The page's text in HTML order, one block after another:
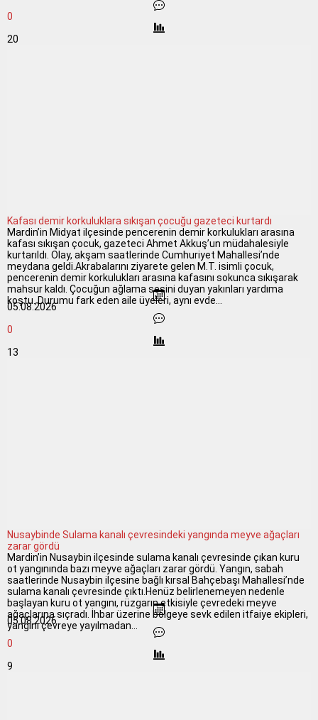
0
20
Kafası demir korkuluklara sıkışan çocuğu gazeteci kurtardı
Mardin’in Midyat ilçesinde pencerenin demir korkulukları arasına
kafası sıkışan çocuk, gazeteci Ahmet Akkuş’un müdahalesiyle
kurtarıldı. Olay, akşam saatlerinde Cumhuriyet Mahallesi’nde
meydana geldi.Akrabalarını ziyarete gelen M.T. isimli çocuk,
pencerenin demir korkulukları arasına kafasını sokunca sıkışarak
mahsur kaldı. Çocuğun ağlama sesini duyan yakınları yardıma
koştu. Durumu fark eden aile üyeleri, aynı evde...
05.08.2026
0
13
Nusaybinde Sulama kanalı çevresindeki yangında meyve ağaçları
zarar gördü
Mardin’in Nusaybin ilçesinde sulama kanalı çevresinde çıkan kuru
ot yangınında bazı meyve ağaçları zarar gördü. Yangın, sabah
saatlerinde Nusaybin ilçesine bağlı kırsal Bahçebaşı Mahallesi’nde
sulama kanalı çevresinde çıktı.Henüz belirlenemeyen nedenle
başlayan kuru ot yangını, rüzgarın etkisiyle çevredeki meyve
ağaçlarına sıçradı. İhbar üzerine bölgeye sevk edilen itfaiye ekipleri,
yangını çevreye yayılmadan...
05.08.2026
0
9